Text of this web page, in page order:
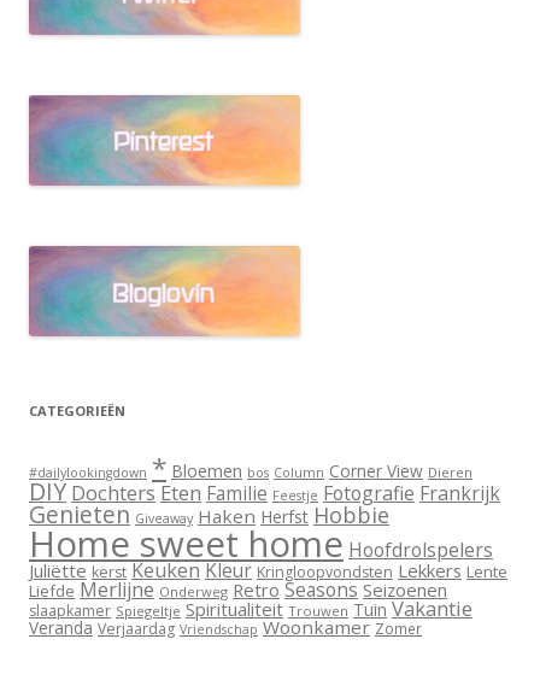
CATEGORIEËN
#dailylookingdown * Bloemen bos Column Corner View Dieren
DIY Dochters Eten Familie Feestje Fotografie Frankrijk
Genieten Giveaway Haken Herfst Hobbie
Home sweet home Hoofdrolspelers
Juliëtte kerst KeukenKleur Kringloopvondsten Lekkers Lente
Liefde Merlijne Onderweg Retro Seasons Seizoenen
slaapkamer Spiegeltje Spiritualiteit Trouwen Tuin Vakantie
Veranda Verjaardag Vriendschap Woonkamer Zomer